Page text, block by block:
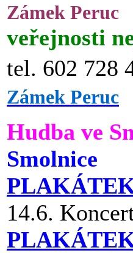
Zámek Peruc
veřejnosti
tel. 602 728
Zámek Peruc
Hudba ve
Smolnice
14.6.